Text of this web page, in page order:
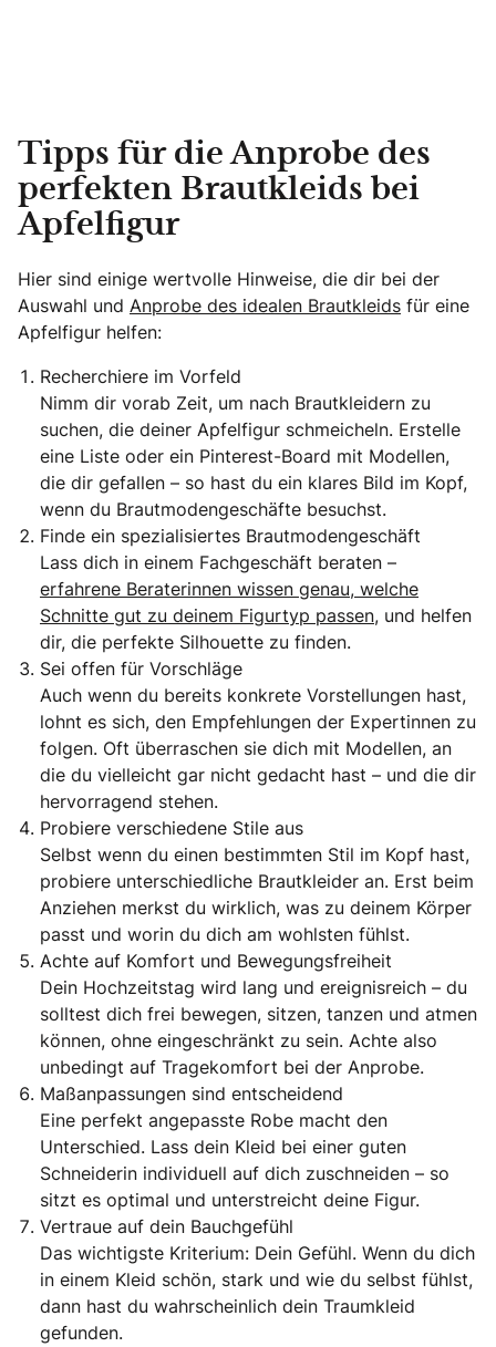
Tipps für die Anprobe des
perfekten Brautkleids bei
Apfelfigur
Hier sind einige wertvolle Hinweise, die dir bei der
Auswahl und Anprobe des idealen Brautkleids für eine
Apfelfigur helfen:
Recherchiere im Vorfeld
Nimm dir vorab Zeit, um nach Brautkleidern zu
suchen, die deiner Apfelfigur schmeicheln. Erstelle
eine Liste oder ein Pinterest-Board mit Modellen,
die dir gefallen – so hast du ein klares Bild im Kopf,
wenn du Brautmodengeschäfte besuchst.
Finde ein spezialisiertes Brautmodengeschäft
Lass dich in einem Fachgeschäft beraten –
erfahrene Beraterinnen wissen genau, welche
Schnitte gut zu deinem Figurtyp passen, und helfen
dir, die perfekte Silhouette zu finden.
Sei offen für Vorschläge
Auch wenn du bereits konkrete Vorstellungen hast,
lohnt es sich, den Empfehlungen der Expertinnen zu
folgen. Oft überraschen sie dich mit Modellen, an
die du vielleicht gar nicht gedacht hast – und die dir
hervorragend stehen.
Probiere verschiedene Stile aus
Selbst wenn du einen bestimmten Stil im Kopf hast,
probiere unterschiedliche Brautkleider an. Erst beim
Anziehen merkst du wirklich, was zu deinem Körper
passt und worin du dich am wohlsten fühlst.
Achte auf Komfort und Bewegungsfreiheit
Dein Hochzeitstag wird lang und ereignisreich – du
solltest dich frei bewegen, sitzen, tanzen und atmen
können, ohne eingeschränkt zu sein. Achte also
unbedingt auf Tragekomfort bei der Anprobe.
Maßanpassungen sind entscheidend
Eine perfekt angepasste Robe macht den
Unterschied. Lass dein Kleid bei einer guten
Schneiderin individuell auf dich zuschneiden – so
sitzt es optimal und unterstreicht deine Figur.
Vertraue auf dein Bauchgefühl
Das wichtigste Kriterium: Dein Gefühl. Wenn du dich
in einem Kleid schön, stark und wie du selbst fühlst,
dann hast du wahrscheinlich dein Traumkleid
gefunden.